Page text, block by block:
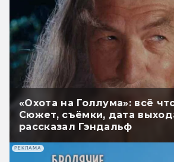
«Охота на Голлума»: всё
Сюжет, съёмки, дата
рассказал Гэндальф
РЕКЛАМА